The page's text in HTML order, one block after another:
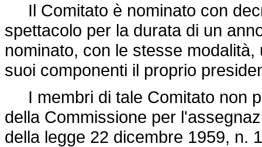
Il Comitato è nominato con
spettacolo per la durata di un
nominato, con le stesse
suoi componenti il proprio
I membri di tale Comitato non
della Commissione per
della legge 22 dicembre 1959, n.